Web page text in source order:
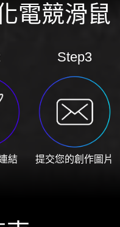
電競滑鼠
結
Step3
提交您的創作圖片